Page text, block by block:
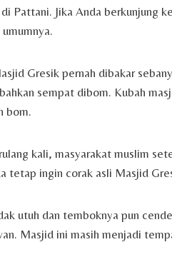
Pattani. Jika Anda berkunjung
Gresik pernah dibakar
sempat dibom. Kubah
bom.
kali, masyarakat muslim
tetap ingin corak asli Masjid
utuh dan temboknya pun
Masjid ini masih menjadi